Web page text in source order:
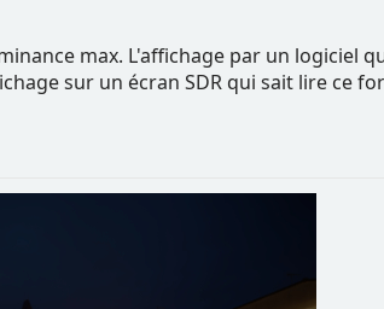
max. L'affichage par un logiciel
sur un écran SDR qui sait lire ce